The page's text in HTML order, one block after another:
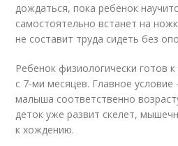
дождаться, пока ребенок
самостоятельно встанет на
не составит труда сидеть без
Ребенок физиологически готов
с 7-ми месяцев. Главное
малыша соответственно
деток уже развит скелет,
к хождению.